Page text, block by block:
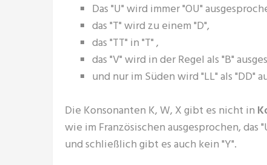
Das "U" wird immer "OU"
das "T" wird zu einem "D",
das "TT" in "T" ,
das "V" wird in der Regel als "B"
und nur im Süden wird "LL" als "DD"
Die Konsonanten K, W, X gibt es nicht in
wie im Französischen ausgesprochen, das
und schließlich gibt es auch kein "Y".